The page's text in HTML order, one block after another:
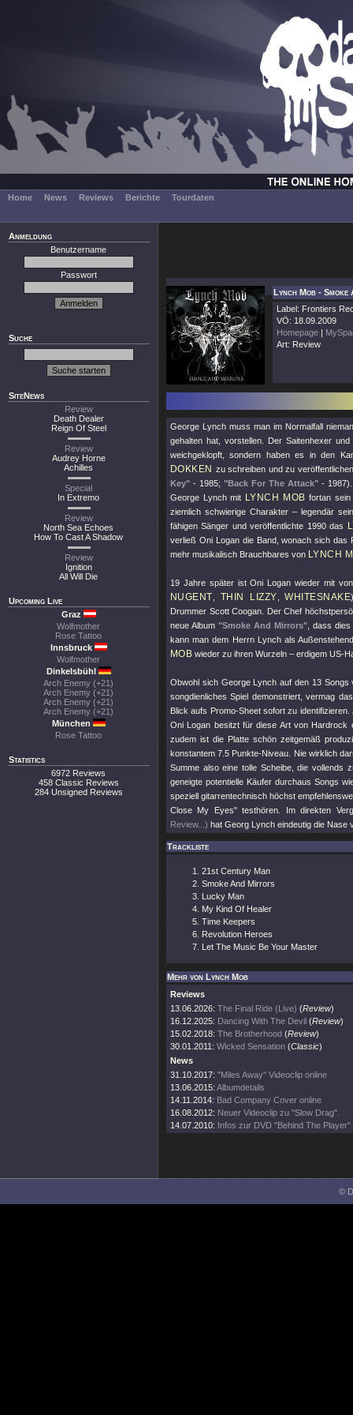
Home News Reviews Berichte Tourdaten
Anmeldung
Benutzername
Passwort
Suche
SiteNews
Review
Death Dealer
Reign Of Steel
Review
Audrey Horne
Achilles
Special
In Extremo
Review
North Sea Echoes
How To Cast A Shadow
Review
Ignition
All Will Die
Upcoming Live
Graz
Wolfmother
Rose Tattoo
Innsbruck
Wolfmother
Dinkelsbühl
Arch Enemy (+21)
Arch Enemy (+21)
Arch Enemy (+21)
Arch Enemy (+21)
München
Rose Tattoo
Statistics
6972 Reviews
458 Classic Reviews
284 Unsigned Reviews
Lynch Mob -
Label: Frontiers
VÖ: 18.09.2009
Homepage |
Art: Review
George Lynch muss man im Normalfall
gehalten hat, vorstellen. Der Saitenhexer
weichgeklopft, sondern haben es in den
DOKKEN zu schreiben und zu
Key" - 1985; "Back For The Attack" -
George Lynch mit LYNCH MOB fortan sein
ziemlich schwierige Charakter – legendär
fähigen Sänger und veröffentlichte 1990 das
verließ Oni Logan die Band, wonach sich das
mehr musikalisch Brauchbares von LYNCH
19 Jahre später ist Oni Logan wieder mit
NUGENT THIN LIZZY ,WHITESNAKE
Drummer Scott Coogan. Der Chef
neue Album "Smoke And Mirrors", dass dies
kann man dem Herrn Lynch als
MOB wieder zu ihren Wurzeln – erdigem US-
Obwohl sich George Lynch auf den 13
songdienliches Spiel demonstriert, vermag
Blick aufs Promo-Sheet sofort zu
Oni Logan besitzt für diese Art von Hardrock
zudem ist die Platte schön zeitgemäß
konstantem 7.5 Punkte-Niveau. Nie wirklich
Summe also eine tolle Scheibe, die vollends
geneigte potentielle Käufer durchaus Songs
speziell gitarrentechnisch höchst
Close My Eyes"testhören. Im direkten
Review...) hat Georg Lynch eindeutig die Nase
Trackliste
21st Century Man
Smoke And Mirrors
Lucky Man
My Kind Of Healer
Time Keepers
Revolution Heroes
Let The Music Be Your Master
Mehr von Lynch Mob
Reviews
13.06.2026: The Final Ride (Live) (Review)
16.12.2025: Dancing With The Devil (Review)
15.02.2018: The Brotherhood (Review)
30.01.2011: Wicked Sensation (Classic)
News
31.10.2017: "Miles Away" Videoclip online
13.06.2015: Albumdetails
14.11.2014: Bad Company Cover online
16.08.2012: Neuer Videoclip zu "Slow Drag".
14.07.2010: Infos zur DVD "Behind The Player"
©